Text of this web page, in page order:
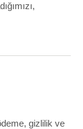
gizlilik ve